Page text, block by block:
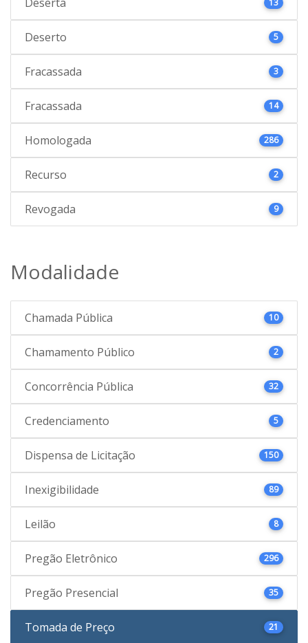
13
Deserto 5
Fracassada 3
Fracassada 14
Homologada 286
Recurso 2
Revogada 9
Modalidade
Chamada Pública 10
Chamamento Público 2
Concorrência Pública 32
Credenciamento 5
Dispensa de Licitação 150
Inexigibilidade 89
Leilão 8
Pregão Eletrônico 296
Pregão Presencial 35
Tomada de Preço 21